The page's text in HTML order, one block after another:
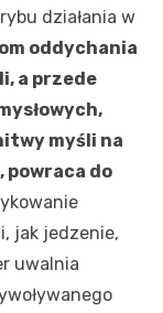
działania w
oddychania
a przede
myśli na
powraca do
jak jedzenie,
uwalnia